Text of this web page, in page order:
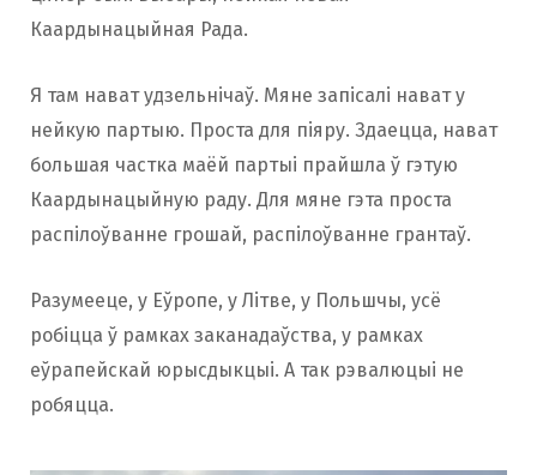
Каардынацыйная Рада.
Я там нават удзельнічаў. Мяне запісалі нават у
нейкую партыю. Проста для піяру. Здаецца, нават
большая частка маёй партыі прайшла ў гэтую
Каардынацыйную раду. Для мяне гэта проста
распілоўванне грошай, распілоўванне грантаў.
Разумееце, у Еўропе, у Літве, у Польшчы, усё
робіцца ў рамках заканадаўства, у рамках
еўрапейскай юрысдыкцыі. А так рэвалюцыі не
робяцца.